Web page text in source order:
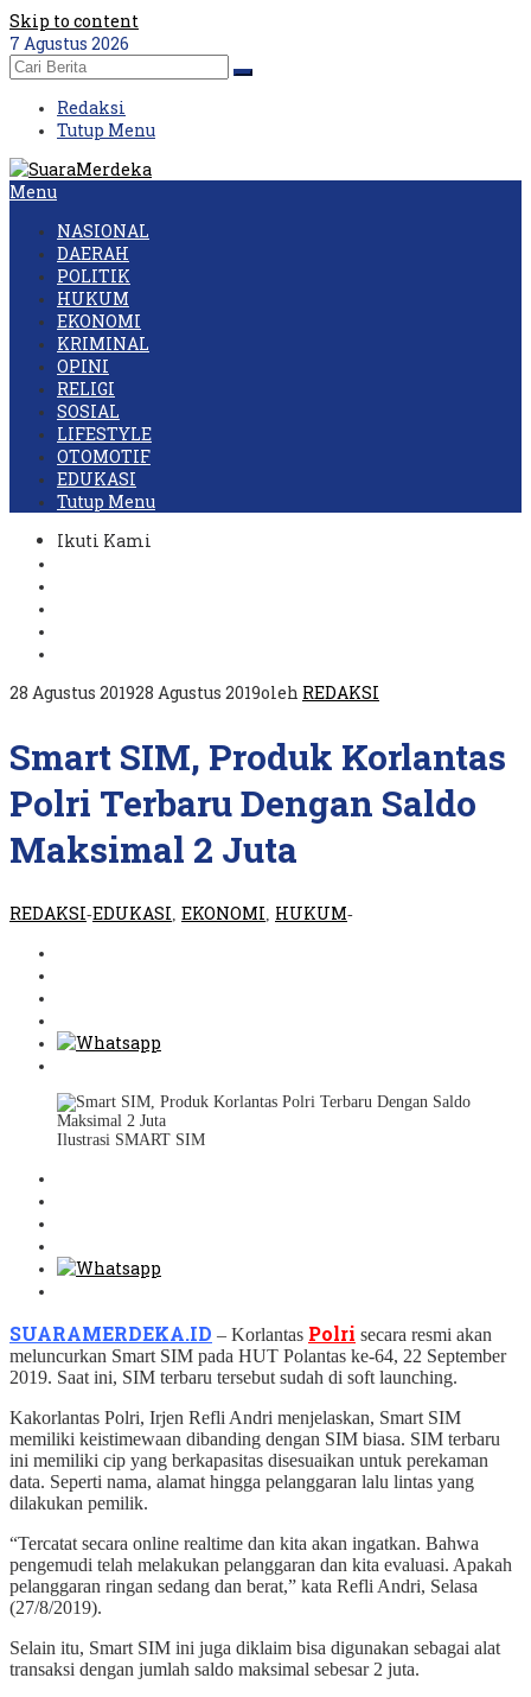
Skip to content
7 Agustus 2026
Redaksi
Tutup Menu
Menu
NASIONAL
DAERAH
POLITIK
HUKUM
EKONOMI
KRIMINAL
OPINI
RELIGI
SOSIAL
LIFESTYLE
OTOMOTIF
EDUKASI
Tutup Menu
Ikuti Kami
28 Agustus 201928 Agustus 2019oleh REDAKSI
Smart SIM, Produk Korlantas
Polri Terbaru Dengan Saldo
Maksimal 2 Juta
REDAKSI-EDUKASI EKONOMI HUKUM-
Ilustrasi SMART SIM
SUARAMERDEKA.ID – Korlantas Polri secara resmi akan
meluncurkan Smart SIM pada HUT Polantas ke-64, 22 September
2019. Saat ini, SIM terbaru tersebut sudah di soft launching.
Kakorlantas Polri, Irjen Refli Andri menjelaskan, Smart SIM
memiliki keistimewaan dibanding dengan SIM biasa. SIM terbaru
ini memiliki cip yang berkapasitas disesuaikan untuk perekaman
data. Seperti nama, alamat hingga pelanggaran lalu lintas yang
dilakukan pemilik.
“Tercatat secara online realtime dan kita akan ingatkan. Bahwa
pengemudi telah melakukan pelanggaran dan kita evaluasi. Apakah
pelanggaran ringan sedang dan berat,” kata Refli Andri, Selasa
(27/8/2019).
Selain itu, Smart SIM ini juga diklaim bisa digunakan sebagai alat
transaksi dengan jumlah saldo maksimal sebesar 2 juta.